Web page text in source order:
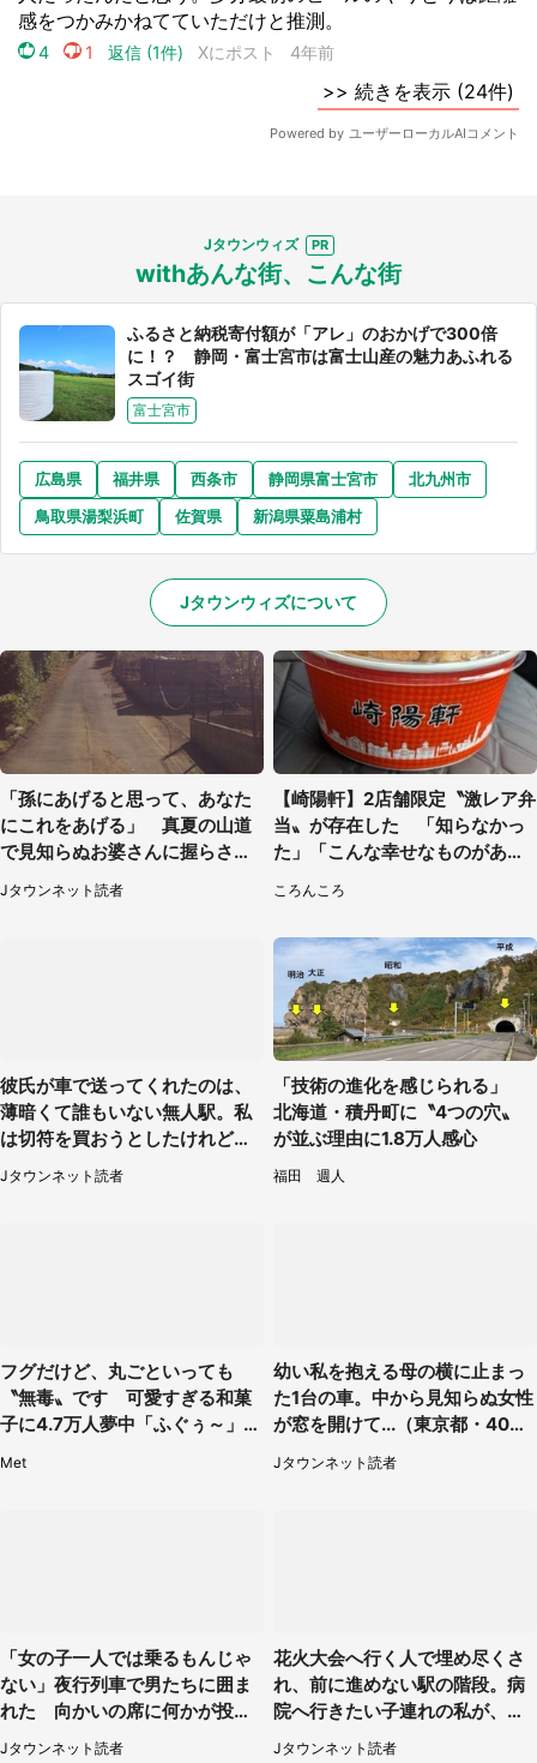
Jタウンウィズ
withあんな街、こんな街
ふるさと納税寄付額が「アレ」のおかげで300倍
に！？ 静岡・富士宮市は富士山産の魅力あふれる
スゴイ街
富士宮市
広島県 福井県 西条市 静岡県富士宮市
北九州市
鳥取県湯梨浜町
佐賀県 新潟県粟島浦村
Jタウンウィズについて
「孫にあげると思って、あなた
にこれをあげる」 真夏の山道
で見知らぬお婆さんに握らされ
たもの（山口県・30代女性）
Jタウンネット読者
【崎陽軒】2店舗限定〝激レア弁
当〟が存在した 「知らなかっ
た」「こんな幸せなものがあっ
ころんころ
彼氏が車で送ってくれたのは、
薄暗くて誰もいない無人駅。私
は切符を買おうとしたけれど
（山形県・20代女性）
Jタウンネット読者
「技術の進化を感じられる」
北海道・積丹町に〝4つの穴〟
が並ぶ理由に1.8万人感心
福田 週人
フグだけど、丸ごといっても
〝無毒〟です 可愛すぎる和菓
子に4.7万人夢中「ふぐぅ～」
Met
幼い私を抱える母の横に止まっ
た1台の車。中から見知らぬ女性
が窓を開けて...（東京都・40代
Jタウンネット読者
「女の子一人では乗るもんじゃ
ない」夜行列車で男たちに囲ま
れた 向かいの席に何かが投げ
られて（秋田県・60代女性）
Jタウンネット読者
花火大会へ行く人で埋め尽くさ
れ、前に進めない駅の階段。病
院へ行きたい子連れの私が、ス
タッフに事情を説明すると...
Jタウンネット読者